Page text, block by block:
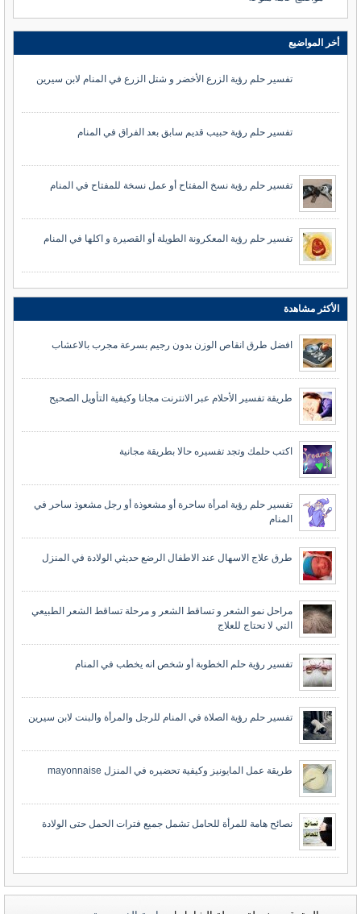
أخر المواضيع
تفسير حلم رؤية الزرع الأخضر و شتل الزرع في المنام لابن سيرين
تفسير حلم رؤية حبيب قديم سابق بعد الفراق في المنام
تفسير حلم رؤية نسخ المفتاح أو عمل نسخة للمفتاح في المنام
تفسير حلم رؤية المعكرونة الطويلة أو القصيرة و اكلها في المنام
الأكثر مشاهدة
افضل طرق انقاص الوزن بدون رجيم بسرعة مجرب بالاعشاب
طريقة تفسير الأحلام عبر الانترنت مجانا وكيفية التأويل الصحيح
اكتب حلمك وتجد تفسيره حالا بطريقة مجانية
تفسير حلم رؤية امرأة ساحرة أو مشعوذة أو رجل مشعوذ ساحر في
المنام
طرق علاج الاسهال عند الاطفال الرضع حديثي الولادة في المنزل
مراحل نمو الشعر و تساقط الشعر و مرحلة تساقط الشعر الطبيعي
التي لا تحتاج للعلاج
تفسير رؤية حلم الخطوبة أو شخص انه يخطب في المنام
تفسير حلم رؤية الصلاة في المنام للرجل والمرأة والبنت لابن سيرين
طريقة عمل المايونيز وكيفية تحضيره في المنزل mayonnaise
نصائح هامة للمرأة للحامل تشمل جميع فترات الحمل حتى الولادة